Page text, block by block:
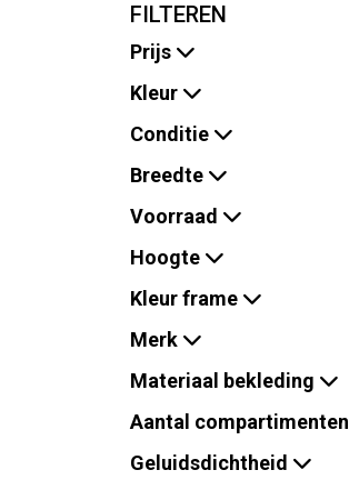
FILTEREN
Prijs
Kleur
Conditie
Breedte
Voorraad
Hoogte
Kleur frame
Merk
Materiaal bekleding
Aantal compartimenten
Geluidsdichtheid